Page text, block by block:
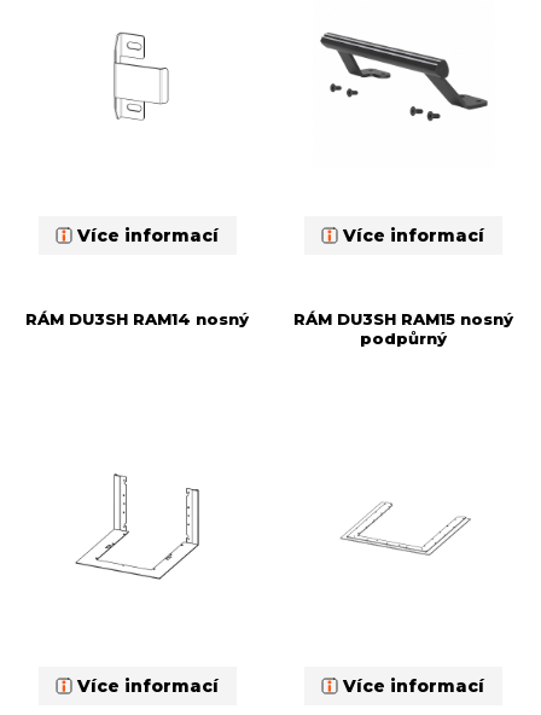
Více informací Více informací
RÁM DU3SH RAM14 nosný
Více informací
RÁM DU3SH RAM15 nosný
podpůrný
Více informací